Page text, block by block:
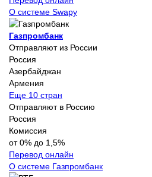
О системе Swapy
Газпромбанк
Отправляют из России
Россия
Азербайджан
Армения
Еще 10 стран
Отправляют в Россию
Россия
Комиссия
от 0% до 1,5%
Перевод онлайн
О системе Газпромбанк